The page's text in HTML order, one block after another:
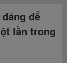
để
lần trong